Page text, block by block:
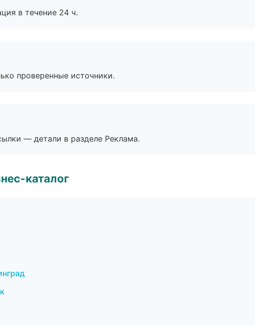
в течение 24 ч.
проверенные источники.
— детали в разделе Реклама.
каталог